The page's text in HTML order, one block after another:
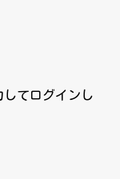
てログインし